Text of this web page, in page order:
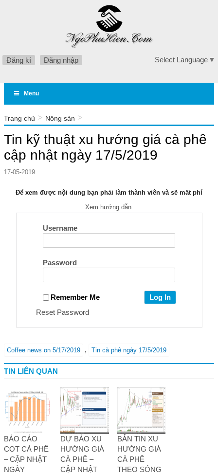
Đăng kí Đăng nhập Select Language ▼
Menu
Trang chủ > Nông sản >
Tin kỹ thuật xu hướng giá cà phê
cập nhật ngày 17/5/2019
17-05-2019
Để xem được nội dung bạn phải làm thành viên và sẽ mất phí
Xem hướng dẫn
Username
Password
Remember Me
Reset Password
Coffee news on 5/17/2019 , Tin cà phê ngày 17/5/2019
TIN LIÊN QUAN
BÁO CÁO
COT CÀ PHÊ
– CẬP NHẬT
NGÀY
DỰ BÁO XU
HƯỚNG GIÁ
CÀ PHÊ –
CẬP NHẬT
BẢN TIN XU
HƯỚNG GIÁ
CÀ PHÊ
THEO SÓNG